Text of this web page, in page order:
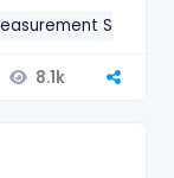
Scales)
8.1k